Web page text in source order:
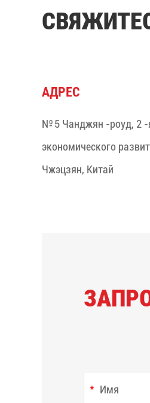
АДРЕС
№ 5 Чанджян -роуд, 2 -
экономического
Чжэцзян, Китай